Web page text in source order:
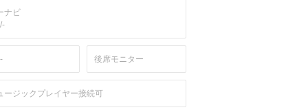
ナビ
後席モニター
ージックプレイヤー接続可